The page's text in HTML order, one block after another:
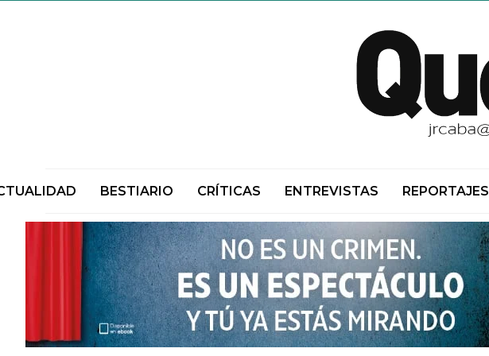
BESTIARIO CRÍTICAS ENTREVISTAS REPORTAJES